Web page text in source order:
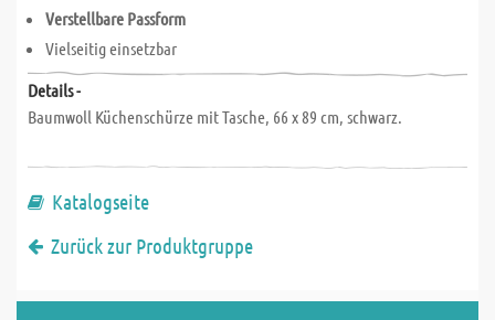
Verstellbare Passform
Vielseitig einsetzbar
Details -
Baumwoll Küchenschürze mit Tasche, 66 x 89 cm, schwarz.
Katalogseite
Zurück zur Produktgruppe